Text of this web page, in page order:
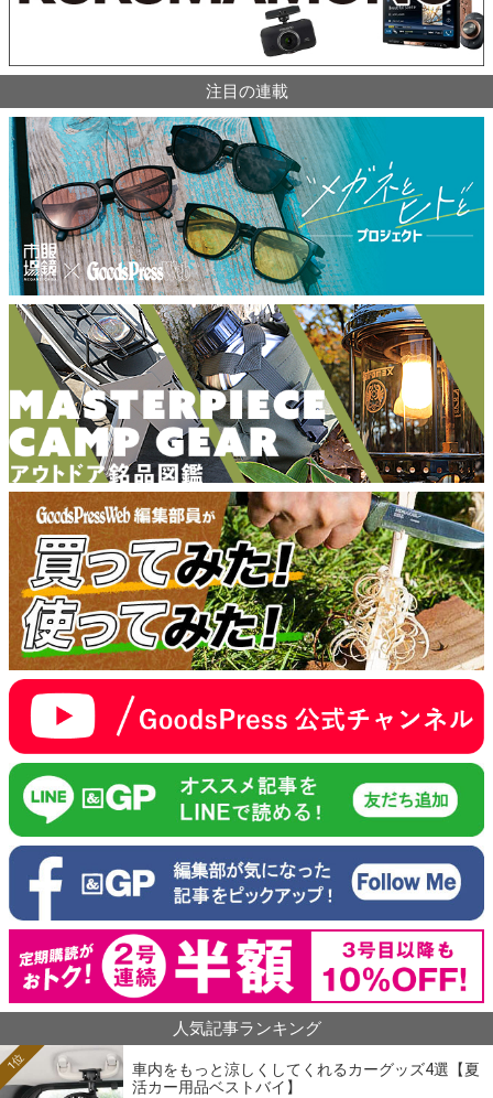
注目の連載
人気記事ランキング
車内をもっと涼しくしてくれるカーグッズ4選【夏
活カー用品ベストバイ】
1位